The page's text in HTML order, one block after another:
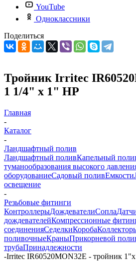
YouTube
Одноклассники
Поделиться
Тройник Irritec
1 1/4" х 1" НР
Главная
-
Каталог
-
Ландшафтный полив
Ландшафтный поливКапельный
туманообразования высокого
оборудованиеСадовый поливЕмкости
освещение
-
Резьбовые фитинги
КонтроллерыДождевателиСопла
дождевателейКомпрессионные
соединенияСеделкиКороба
поливочныеКраныПрикорневой
трубаПринадлежности
-Irritec IR60520MON32E - тройник